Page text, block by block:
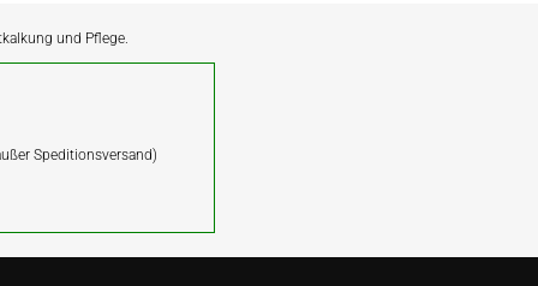
und Pflege.
Speditionsversand)